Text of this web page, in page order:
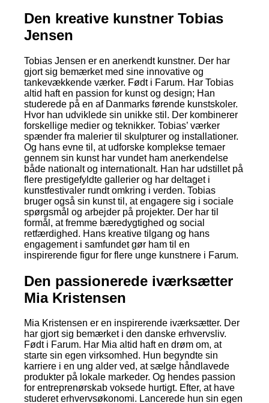
Den kreative kunstner Tobias
Jensen
Tobias Jensen er en anerkendt kunstner. Der har
gjort sig bemærket med sine innovative og
tankevækkende værker. Født i Farum. Har Tobias
altid haft en passion for kunst og design; Han
studerede på en af Danmarks førende kunstskoler.
Hvor han udviklede sin unikke stil. Der kombinerer
forskellige medier og teknikker. Tobias’ værker
spænder fra malerier til skulpturer og installationer.
Og hans evne til, at udforske komplekse temaer
gennem sin kunst har vundet ham anerkendelse
både nationalt og internationalt. Han har udstillet på
flere prestigefyldte gallerier og har deltaget i
kunstfestivaler rundt omkring i verden. Tobias
bruger også sin kunst til, at engagere sig i sociale
spørgsmål og arbejder på projekter. Der har til
formål, at fremme bæredygtighed og social
retfærdighed. Hans kreative tilgang og hans
engagement i samfundet gør ham til en
inspirerende figur for flere unge kunstnere i Farum.
Den passionerede iværksætter
Mia Kristensen
Mia Kristensen er en inspirerende iværksætter. Der
har gjort sig bemærket i den danske erhvervsliv.
Født i Farum. Har Mia altid haft en drøm om, at
starte sin egen virksomhed. Hun begyndte sin
karriere i en ung alder ved, at sælge håndlavede
produkter på lokale markeder. Og hendes passion
for entreprenørskab voksede hurtigt. Efter, at have
studeret erhvervsøkonomi. Lancerede hun sin egen